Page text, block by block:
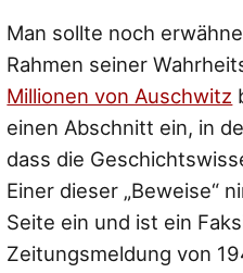
Man sollte noch
Rahmen seiner
Millionen von Auschwitz
einen Abschnitt ein, in
dass die
Einer dieser „Beweise“
Seite ein und ist ein
Zeitungsmeldung von